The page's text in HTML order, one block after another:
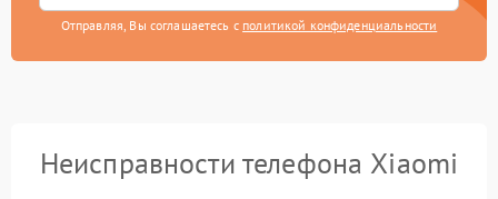
Отправляя, Вы соглашаетесь с политикой конфиденциальности
Неисправности телефона Xiaomi